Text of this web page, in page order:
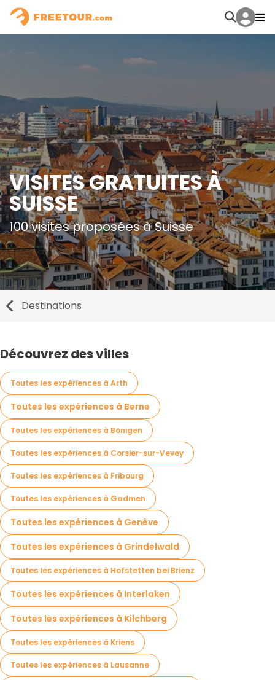
VISITES GRATUITES À
SUISSE
100 visites proposées à Suisse
Destinations
Découvrez des villes
Toutes les expériences à Arth
Toutes les expériences à Berne
Toutes les expériences à Bönigen
Toutes les expériences à Corsier-sur-Vevey
Toutes les expériences à Fribourg
Toutes les expériences à Gadmen
Toutes les expériences à Genève
Toutes les expériences à Grindelwald
Toutes les expériences à Hofstetten bei Brienz
Toutes les expériences à Interlaken
Toutes les expériences à Kilchberg
Toutes les expériences à Kriens
Toutes les expériences à Lausanne